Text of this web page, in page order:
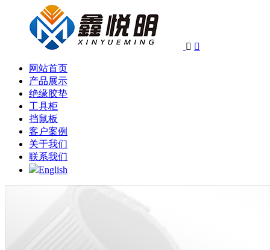
 
网站首页
产品展示
绝缘胶垫
工具柜
挡鼠板
客户案例
关于我们
联系我们
English